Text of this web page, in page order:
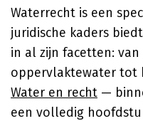
Waterrecht is een
juridische kaders
in al zijn facetten:
oppervlaktewater tot
Water en recht —
een volledig